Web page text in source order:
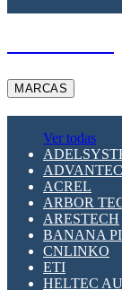
MARCAS
Ver todas
ACREL
ARBOR
ARESTECH
BANANA PI
CNLINKO
ETI
HELTEC